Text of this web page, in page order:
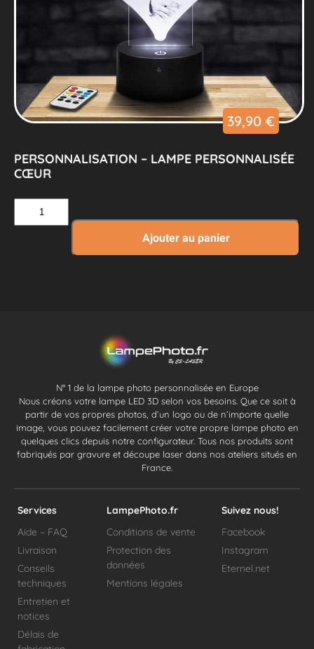
39,90 €
PERSONNALISATION – LAMPE PERSONNALISÉE
CŒUR
Ajouter au panier
N° 1 de la lampe photo personnalisée en Europe
Nous créons votre lampe LED 3D selon vos besoins. Que ce soit à
partir de vos propres photos, d’un logo ou de n’importe quelle
image, vous pouvez facilement créer votre propre lampe photo en
quelques clics depuis notre configurateur. Tous nos produits sont
fabriqués par gravure et découpe laser dans nos ateliers situés en
France.
Services
Aide – FAQ
Livraison
Conseils
techniques
Entretien et
notices
Délais de
LampePhoto.fr
Conditions de vente
Protection des
données
Mentions légales
Suivez nous!
Facebook
Instagram
Eternel.net